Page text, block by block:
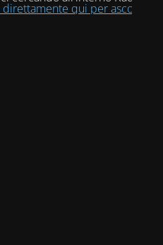
qui per ascoltarci!